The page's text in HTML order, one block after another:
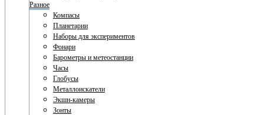
Разное
Компасы
Планетарии
Наборы для экспериментов
Фонари
Барометры и метеостанции
Часы
Глобусы
Металлоискатели
Экшн-камеры
Зонты